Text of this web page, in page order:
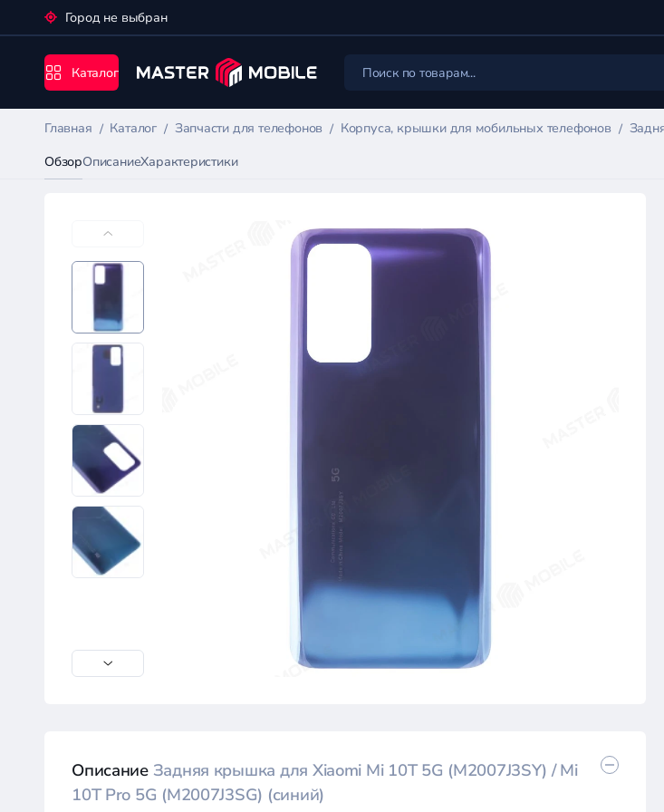
Город не выбран
Каталог
Главная Каталог Запчасти для телефонов Корпуса, крышки для мобильных телефонов
ОбзорОписаниеХарактеристики
Описание Задняя крышка для Xiaomi Mi 10T 5G (M2007J3SY) / Mi
10T Pro 5G (M2007J3SG) (синий)